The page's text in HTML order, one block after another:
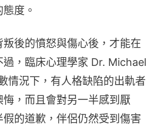
度。
後的憤怒與傷心後，才能在
，臨床心理學家 Dr. Michael
情況下，有人格缺陷的出軌者
，而且會對另一半感到厭
的道歉，伴侶仍然受到傷害